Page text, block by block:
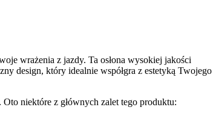
wrażenia z jazdy. Ta osłona wysokiej jakości
design, który idealnie współgra z estetyką Twojego
niektóre z głównych zalet tego produktu: